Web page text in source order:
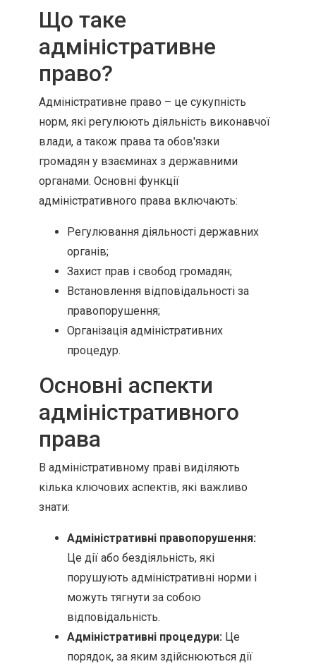
Що таке
адміністративне
право?
Адміністративне право – це сукупність
норм, які регулюють діяльність виконавчої
влади, а також права та обов'язки
громадян у взаєминах з державними
органами. Основні функції
адміністративного права включають:
Регулювання діяльності державних
органів;
Захист прав і свобод громадян;
Встановлення відповідальності за
правопорушення;
Організація адміністративних
процедур.
Основні аспекти
адміністративного
права
В адміністративному праві виділяють
кілька ключових аспектів, які важливо
знати:
Адміністративні правопорушення:
Це дії або бездіяльність, які
порушують адміністративні норми і
можуть тягнути за собою
відповідальність.
Адміністративні процедури: Це
порядок, за яким здійснюються дії